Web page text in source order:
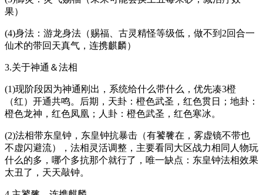
果）
(4)身法：游龙身法（赐福、古灵精怪等级低，做不到2回合一
仙术的带回天真气，连携麒麟）
3.关于神通＆法相
(1)现阶段因为神通刚出，系统给什么带什么，优先凑3橙
（红）开通共鸣。后期，天卦：橙色武圣，红色贯日；地卦：
橙色龙神，红色凤凰；人卦：橙色武圣，红色寒冰。
(2)法相带东皇钟，东皇钟抗暴击（有饕餮在，雾虚镜不带也
不虚闪避流），法相灵活调整，主要看同大区战力相同人物玩
什么的多，哪个多抗那个就行了，唯一缺点：东皇钟法相效果
太丑了，天天敲钟。